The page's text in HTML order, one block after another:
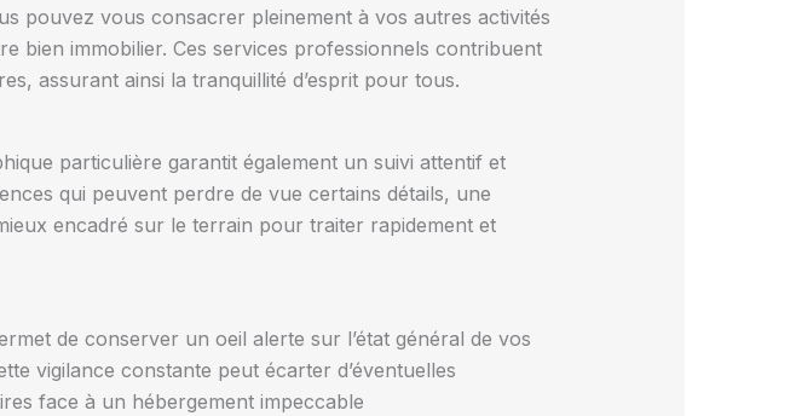
pouvez vous consacrer pleinement à vos autres activités
bien immobilier. Ces services professionnels contribuent
assurant ainsi la tranquillité d’esprit pour tous.
particulière garantit également un suivi attentif et
qui peuvent perdre de vue certains détails, une
encadré sur le terrain pour traiter rapidement et
de conserver un oeil alerte sur l’état général de vos
vigilance constante peut écarter d’éventuelles
face à un hébergement impeccable